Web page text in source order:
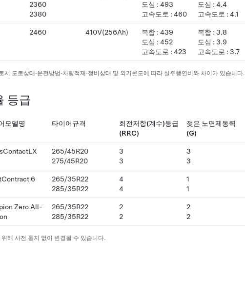
2360
2380
도심 : 493
고속도로 : 460
도심 : 4.4
고속도로 : 4.1
2460 410V(256Ah)
복합 : 439
도심 : 452
고속도로 : 423
복합 : 3.8
도심 : 3.9
고속도로 : 3.7
서 도로상태·운전방법·차량적재·정비상태 및 외기온도에 따라 실주행연비와 차이가 있습니다.
등급
모델명 타이어규격
회전저항(계수)등급
(RRC)
젖은 노면제동력
(G)
265/45R20
275/45R20
3
3
3
3
6
265/35R22
285/35R22
4
4
1
1
Zero All-
265/35R22
285/35R22
2
2
2
2
해 사전 통지 없이 변경될 수 있습니다.